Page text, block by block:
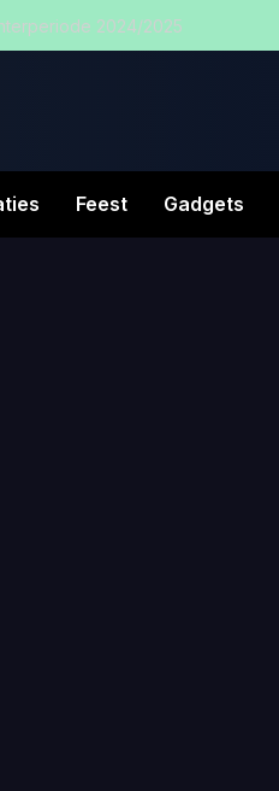
2024/2025
Feest Gadgets